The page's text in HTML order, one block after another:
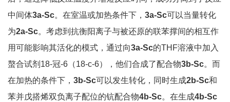
中间体3a-Sc。在室温或加热条件下， 3a-Sc可以当量转化
为2a-Sc。考虑到抗衡阳离子与被还原的联苯撑间的相互作
用可能影响其活化的模式，通过向3a-Sc的THF溶液中加入
螯合试剂18-冠-6（18-c-6），他们合成了配合物3b-Sc。而
在加热的条件下， 3b-Sc可以发生转化，同时生成2b-Sc和
苯并戊搭烯双负离子配位的钪配合物4b-Sc。在生成4b-Sc